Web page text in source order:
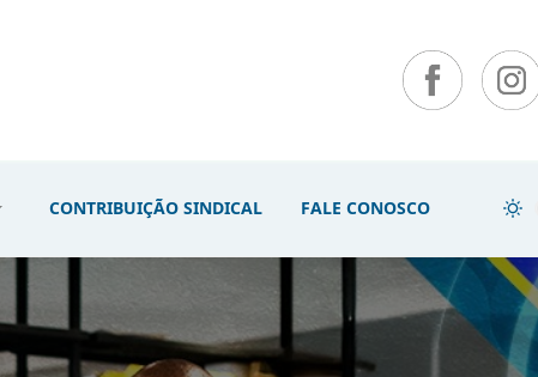
CONTRIBUIÇÃO SINDICAL FALE CONOSCO